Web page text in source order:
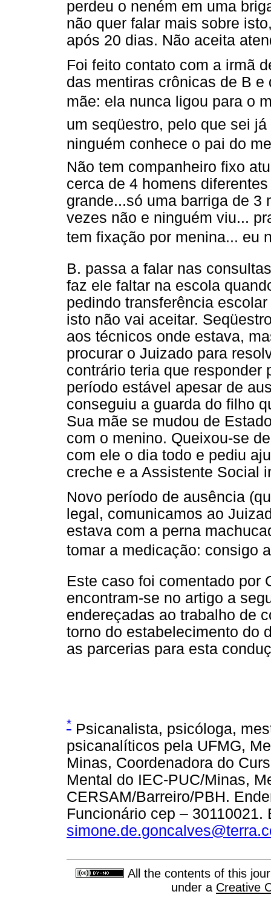
perdeu o neném em uma
não quer falar mais sobre
após 20 dias. Não aceita
Foi feito contato com a irmã
das mentiras crônicas de B
mãe: ela nunca ligou para o
um seqüestro, pelo que sei
ninguém conhece o pai do
Não tem companheiro fixo
cerca de 4 homens
grande...só uma barriga de 3
vezes não e ninguém viu...
tem fixação por menina... eu
B. passa a falar nas
faz ele faltar na escola
pedindo transferência
isto não vai aceitar.
aos técnicos onde estava,
procurar o Juizado para
contrário teria que responder
período estável apesar de
conseguiu a guarda do filho
Sua mãe se mudou de
com o menino. Queixou-se
com ele o dia todo e pediu
creche e a Assistente Social
Novo período de ausência
legal, comunicamos ao
estava com a perna
tomar a medicação: consigo
Este caso foi comentado por
encontram-se no artigo a
endereçadas ao trabalho de
torno do estabelecimento do
as parcerias para esta
* Psicanalista, psicóloga,
psicanalíticos pela UFMG,
Minas, Coordenadora do
Mental do IEC-PUC/Minas,
CERSAM/Barreiro/PBH.
Funcionário cep – 30110021.
All the contents of this
under a Creative